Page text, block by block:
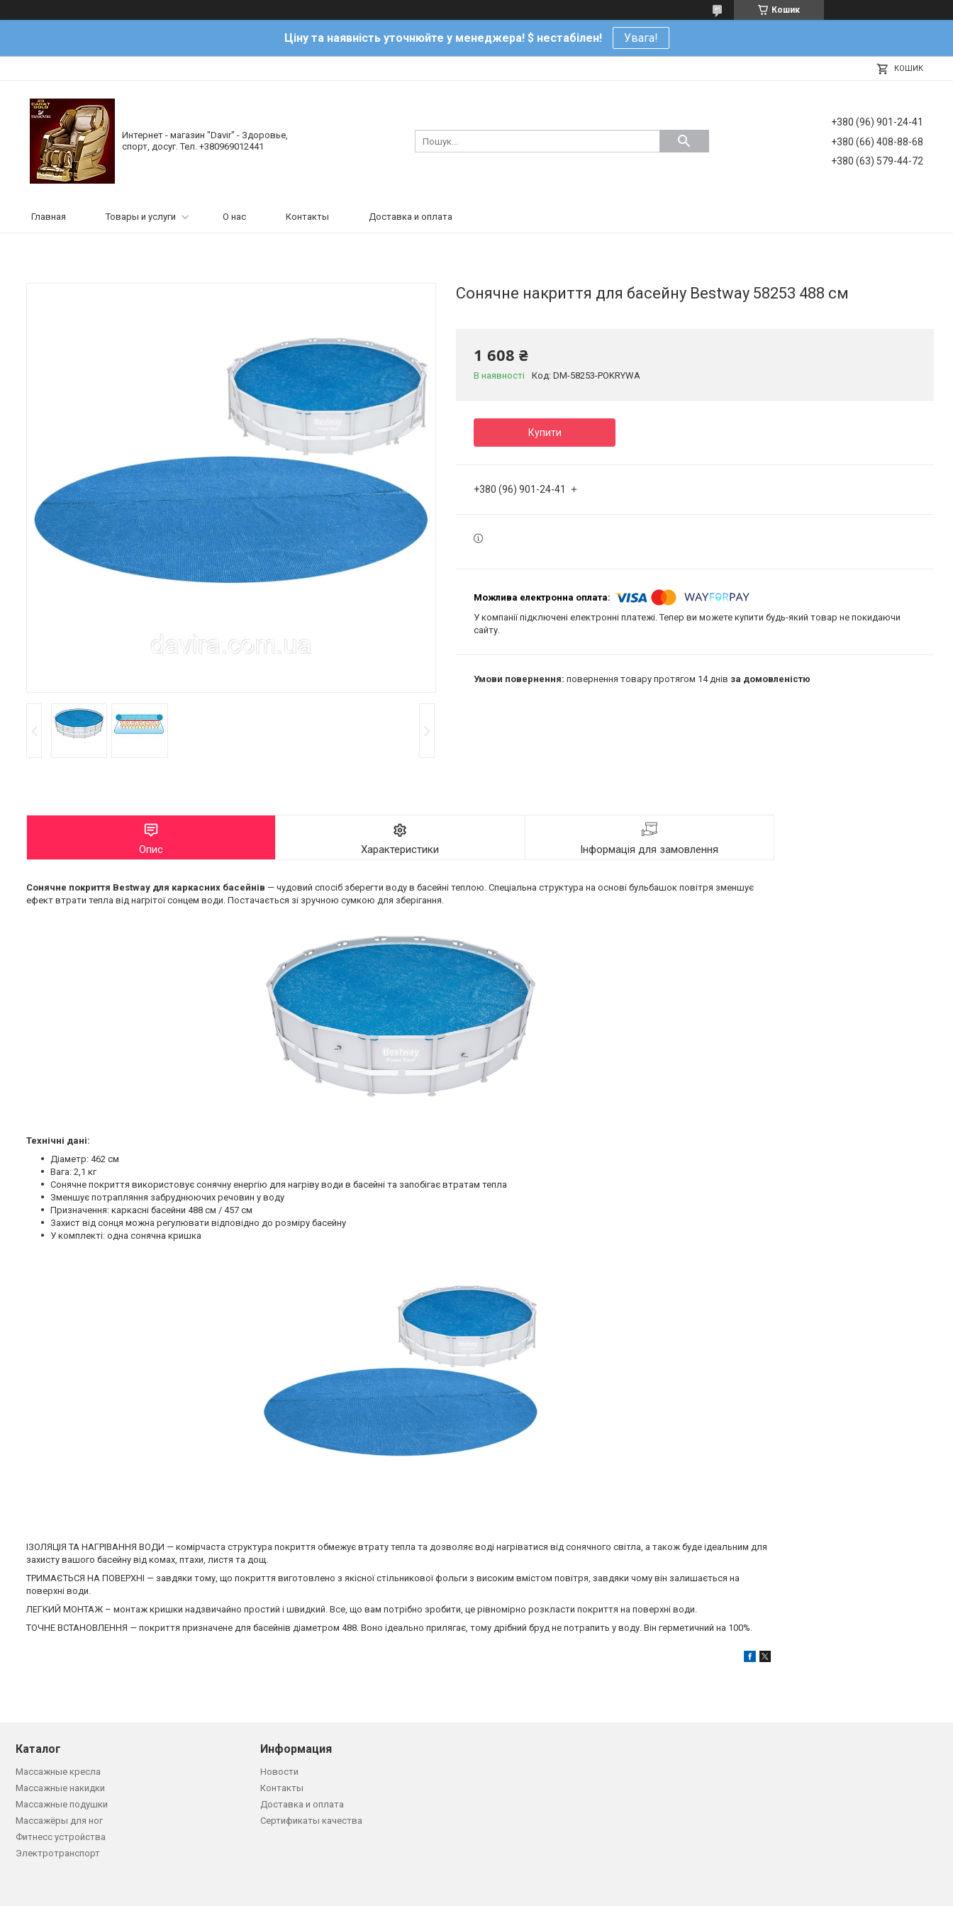
Кошик
Ціну та наявність уточнюйте у менеджера! $ нестабілен! Увага!
КОШИК
Интернет - магазин "Davir" - Здоровье,
спорт, досуг. Тел. +380969012441
+380 (96) 901-24-41
+380 (66) 408-88-68
+380 (63) 579-44-72
Главная Товары и услуги О нас Контакты Доставка и оплата
Сонячне накриття для басейну Bestway 58253 488 см
1 608 ₴
В наявності Код: DM-58253-POKRYWA
Купити
+380 (96) 901-24-41
У компанії підключені електронні платежі. Тепер ви можете купити будь-який товар не покидаючи
сайту.
повернення товару протягом 14 днів за домовленістю
Опис Характеристики Інформація для замовлення
Сонячне покриття Bestway для каркасних басейнів — чудовий спосіб зберегти воду в басейні теплою. Спеціальна структура на основі бульбашок повітря зменшує
ефект втрати тепла від нагрітої сонцем води. Постачається зі зручною сумкою для зберігання.
Технічні дані:
Діаметр: 462 см
Вага: 2,1 кг
Сонячне покриття використовує сонячну енергію для нагріву води в басейні та запобігає втратам тепла
Зменшує потрапляння забруднюючих речовин у воду
Призначення: каркасні басейни 488 см / 457 см
Захист від сонця можна регулювати відповідно до розміру басейну
У комплекті: одна сонячна кришка
ІЗОЛЯЦІЯ ТА НАГРІВАННЯ ВОДИ — комірчаста структура покриття обмежує втрату тепла та дозволяє воді нагріватися від сонячного світла, а також буде ідеальним для
захисту вашого басейну від комах, птахи, листя та дощ.
ТРИМАЄТЬСЯ НА ПОВЕРХНІ — завдяки тому, що покриття виготовлено з якісної стільникової фольги з високим вмістом повітря, завдяки чому він залишається на
поверхні води.
ЛЕГКИЙ МОНТАЖ – монтаж кришки надзвичайно простий і швидкий. Все, що вам потрібно зробити, це рівномірно розкласти покриття на поверхні води.
ТОЧНЕ ВСТАНОВЛЕННЯ — покриття призначене для басейнів діаметром 488. Воно ідеально прилягає, тому дрібний бруд не потрапить у воду. Він герметичний на 100%.
Каталог
Массажные кресла
Массажные накидки
Массажные подушки
Массажёры для ног
Фитнесс устройства
Электротранспорт
Информация
Новости
Контакты
Доставка и оплата
Сертификаты качества